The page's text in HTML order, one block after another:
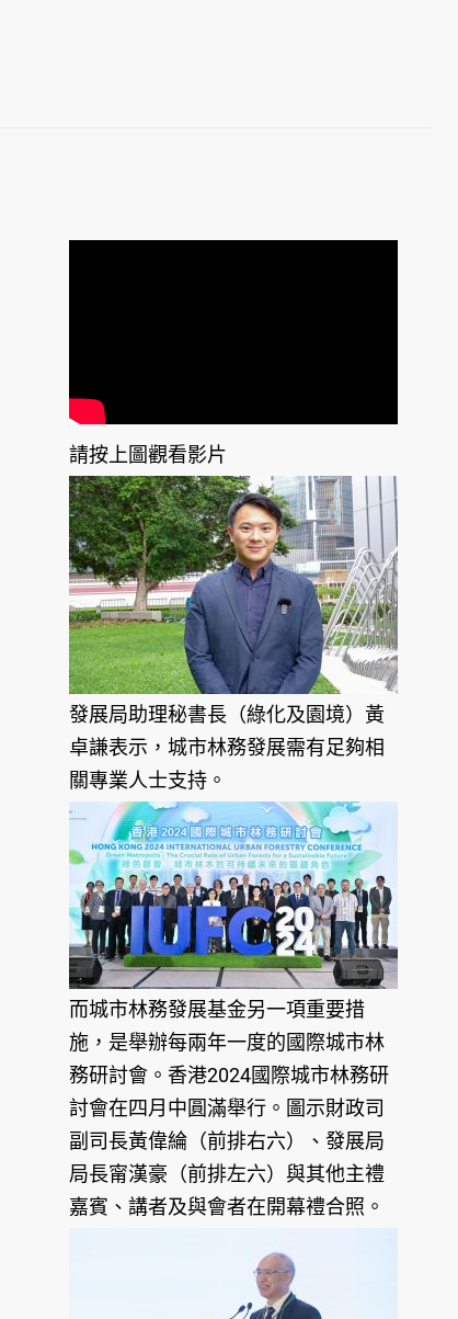
請按上圖觀看影片
發展局助理秘書長（綠化及園境）黃
卓謙表示，城市林務發展需有足夠相
關專業人士支持。
而城市林務發展基金另一項重要措
施，是舉辦每兩年一度的國際城市林
務研討會。香港2024國際城市林務研
討會在四月中圓滿舉行。圖示財政司
副司長黃偉綸（前排右六）、發展局
局長甯漢豪（前排左六）與其他主禮
嘉賓、講者及與會者在開幕禮合照。